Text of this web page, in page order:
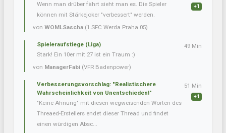
Wenn man drüber fährt sieht man es. Die Spieler
können mit Stärkejoker "verbessert" werden.
von WOMLSascha (1.SFC Werda Praha 05)
+1
Spieleraufstiege (Liga)
Stark! Ein 10er mit 27 ist ein Traum :)
von ManagerFabi (VFR Badenpower)
49 Min
Verbesserungsvorschlag: "Realistischere
Wahrscheinlichkeit von Unentschieden!"
"Keine Ahnung" mit diesen wegweisenden Worten des
Threaed-Erstellers endet dieser Thread und findet
einen würdigen Absc...
51 Min
+1